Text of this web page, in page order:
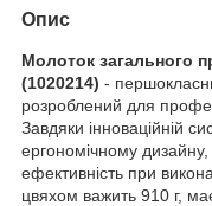
Опис
Молоток загального
(1020214) -
розроблений для
Завдяки інноваційній
ергономічному
ефективність при
цвяхом важить 910 г,